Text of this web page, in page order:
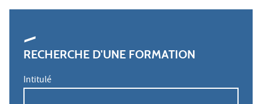
RECHERCHE D'UNE FORMATION
Intitulé